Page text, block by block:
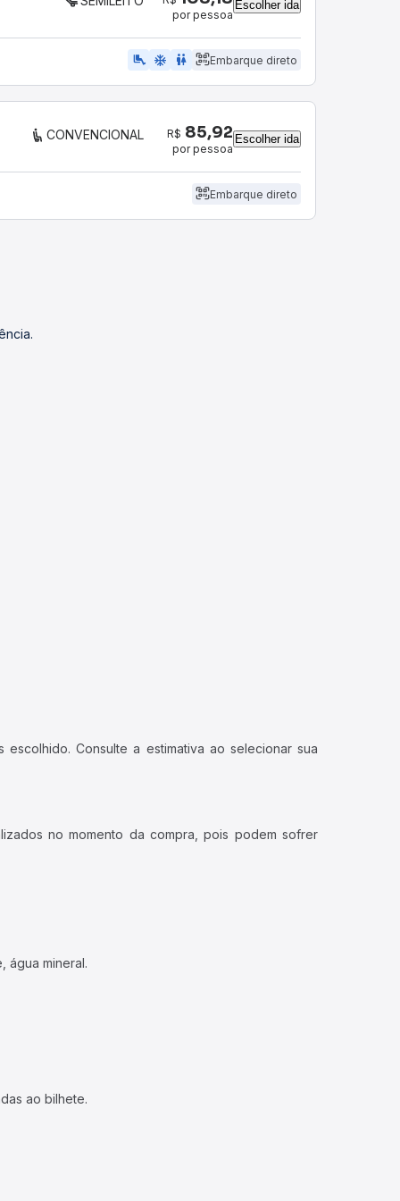
por pessoa
Escolher ida
airline_seat_legroom_extra ac_unit WC Embarque direto
CONVENCIONAL R$ 85,92
por pessoa
Escolher ida
Embarque direto
Consulte a estimativa ao selecionar sua
no momento da compra, pois podem sofrer
água mineral.
ao bilhete.